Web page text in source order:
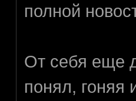
полной
От себя еще
понял, гоняя